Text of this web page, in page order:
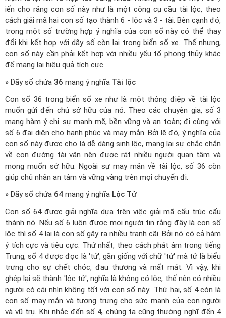
iến cho rằng con số này như là một công cụ cầu tài lộc, theo
cách giải mã hai con số tạo thành 6 - lộc và 3 - tài. Bên cạnh đó,
trong một số trường hợp ý nghĩa của con số này có thể thay
đổi khi kết hợp với dãy số còn lại trong biển số xe. Thế nhưng,
con số này cần phải kết hợp với nhiều yếu tố phong thủy khác
để mang lại hiệu quả tích cực.
» Dãy số chứa 36 mang ý nghĩa Tài lộc
Con số 36 trong biển số xe như là một thông điệp về tài lộc
muốn gửi đến chủ sở hữu của nó. Theo các chuyên gia, số 3
mang hàm ý chỉ sự mạnh mẽ, bền vững và an toàn; đi cùng với
số 6 đại diện cho hạnh phúc và may mắn. Bởi lẽ đó, ý nghĩa của
con số này được cho là dễ dàng sinh lộc, mang lại sự chắc chắn
về con đường tài vận nên được rát nhiều người quan tâm và
mong muốn sở hữu. Ngoài sự may mắn về tài lộc, số 36 còn
giúp chủ nhân an tâm và vững vàng trên mọi chuyến đi.
» Dãy số chứa 64 mang ý nghĩa Lộc Tử
Con số 64 được giải nghĩa dựa trên việc giải mã cấu trúc cấu
thành nó. Nếu số 6 luôn được mọi người tin rằng đây là con số
lộc thì số 4 lại là con số gây ra nhiều tranh cãi. Bởi nó có cả hàm
ý tích cực và tiêu cực. Thứ nhất, theo cách phát âm trong tiếng
Trung, số 4 được đọc là 'tứ', gần giống với chữ 'tử' mà tử là biểu
trưng cho sự chết chóc, đau thương và mất mát. Vì vậy, khi
ghép lại sẽ thành 'lộc tử', nghĩa là không có lộc, thế nên có nhiều
người có cái nhìn không tốt với con số này.. Thứ hai, số 4 còn là
con số may mắn và tượng trưng cho sức mạnh của con người
và vũ trụ. Khi nhắc đến số 4, chúng ta cũng thường nghĩ đến 4